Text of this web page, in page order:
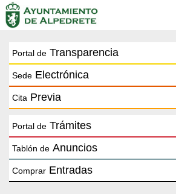
Portal de Transparencia
Sede Electrónica
Cita Previa
Portal de Trámites
Tablón de Anuncios
Comprar Entradas